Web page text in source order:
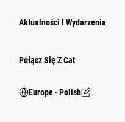
Aktualności I Wydarzenia
Połącz Się Z Cat
Europe ‧ Polish